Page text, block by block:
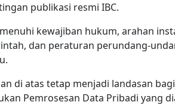
publikasi resmi IBC.
kewajiban hukum, arahan
dan peraturan perundang-
di atas tetap menjadi landasan
Pemrosesan Data Pribadi yang